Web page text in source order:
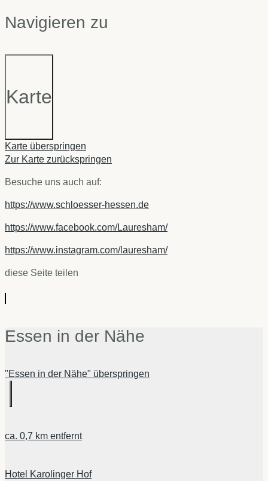
Navigieren zu
Karte
Karte überspringen
Zur Karte zurückspringen
Besuche uns auch auf:
https://www.schloesser-hessen.de
https://www.facebook.com/Lauresham/
https://www.instagram.com/lauresham/
diese Seite teilen
Essen in der Nähe
"Essen in der Nähe" überspringen
ca. 0,7 km entfernt
Hotel Karolinger Hof